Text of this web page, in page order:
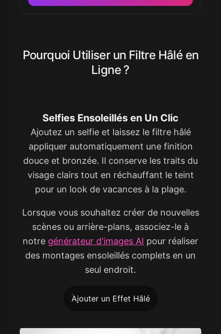
Pourquoi Utiliser un Filtre Hâlé en
Ligne ?
Selfies Ensoleillés en Un Clic
Ajoutez un selfie et laissez le filtre hâlé
appliquer automatiquement une finition
douce et bronzée. Il conserve les traits du
visage clairs tout en réchauffant le teint
pour un look de vacances à la plage.
Lorsque vous souhaitez créer de nouvelles
scènes ou arrière-plans, associez-le à
notre générateur d'images AI pour réaliser
des montages ensoleillés complets en un
seul endroit.
Ajouter un Effet Hâlé